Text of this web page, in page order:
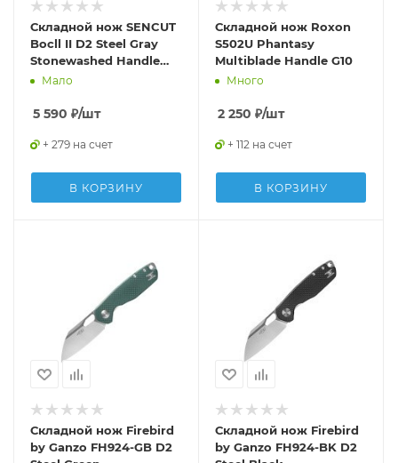
Складной нож SENCUT
Bocll II D2 Steel Gray
Stonewashed Handle
G10 OD Green
Мало
5 590 ₽/шт
+ 279 на счет
В КОРЗИНУ
Складной нож Roxon
S502U Phantasy
Multiblade Handle G10
Много
2 250 ₽/шт
+ 112 на счет
В КОРЗИНУ
Складной нож Firebird
by Ganzo FH924-GB D2
Складной нож Firebird
by Ganzo FH924-BK D2